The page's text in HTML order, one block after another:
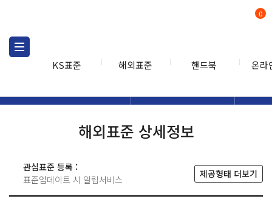
KS표준 해외표준 핸드북 온라
0
해외표준 상세정보
관심표준 등록 :
표준업데이트 시 알림서비스
제공형태 더보기